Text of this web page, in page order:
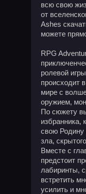
всю свою
от
Ashes
можете
RPG
ролевой
происходит
мире с
оружием,
По сюжету
избранника,
свою Родину
зла,
Вместе с
предстоит
лабиринты,
встретить
усилить и